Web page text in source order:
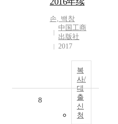
손, 백창
中国工商
出版社
2017
복
사/
대
출
신
청
8